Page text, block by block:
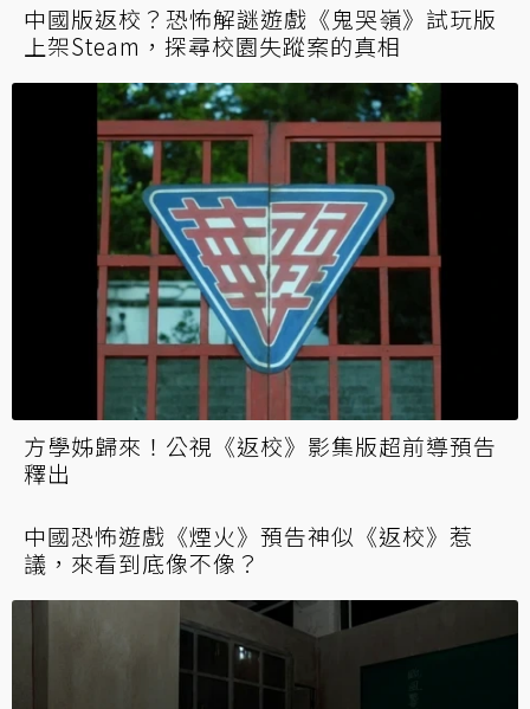
中國版返校？恐怖解謎遊戲《鬼哭嶺》試玩版
上架Steam，探尋校園失蹤案的真相
方學姊歸來！公視《返校》影集版超前導預告
釋出
中國恐怖遊戲《煙火》預告神似《返校》惹
議，來看到底像不像？